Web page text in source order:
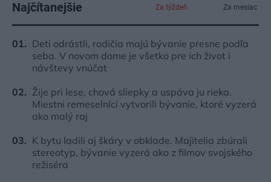
Najčítanejšie Za týždeň Za mesiac
Deti odrástli, rodičia majú bývanie presne podľa
seba. V novom dome je všetko pre ich život i
návštevy vnúčat
Žije pri lese, chová sliepky a uspáva ju rieka.
Miestni remeselníci vytvorili bývanie, ktoré vyzerá
ako malý raj
K bytu ladili aj škáry v obklade. Majitelia zbúrali
stereotyp, bývanie vyzerá ako z filmov svojského
režiséra